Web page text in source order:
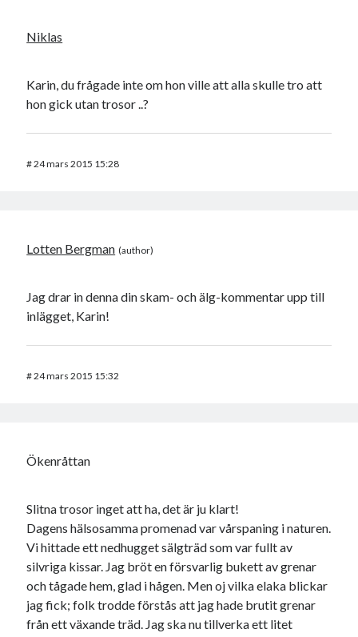
Niklas
Karin, du frågade inte om hon ville att alla skulle tro att
hon gick utan trosor ..?
#24 mars 2015 15:28
Lotten Bergman
Jag drar in denna din skam- och älg-kommentar upp till
inlägget, Karin!
#24 mars 2015 15:32
Ökenråttan
Slitna trosor inget att ha, det är ju klart!
Dagens hälsosamma promenad var vårspaning i naturen.
Vi hittade ett nedhugget sälgträd som var fullt av
silvriga kissar. Jag bröt en försvarlig bukett av grenar
och tågade hem, glad i hågen. Men oj vilka elaka blickar
jag fick; folk trodde förstås att jag hade brutit grenar
från ett växande träd. Jag ska nu tillverka ett litet